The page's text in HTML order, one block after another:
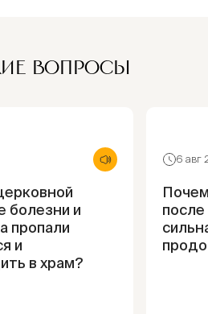
ВОПРОСЫ
болезни и
пропали
и
в храм?
6 авг